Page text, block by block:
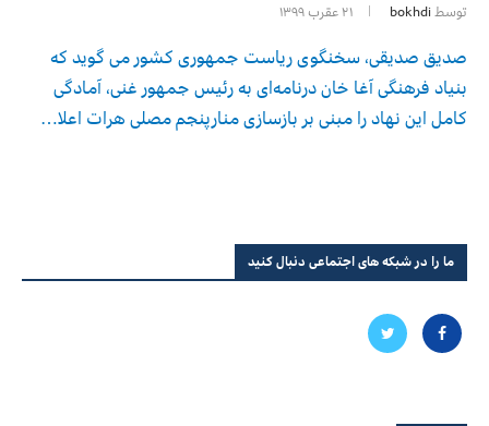
توسط bokhdi ۲۱ عقرب ۱۳۹۹
صدیق صدیقی، سخنگوی ریاست جمهوری کشور می گوید که
بنیاد فرهنگی آغا خان درنامه‌ای به رئیس جمهور غنی، آمادگی
کامل این نهاد را مبنی بر بازسازی منارپنجم مصلی هرات اعلا…
ما را در شبکه های اجتماعی دنبال کنید